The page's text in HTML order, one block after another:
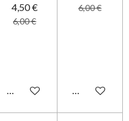
4,50 €
6,00 €
Ajouter au panier
6,00 €
Ajouter au